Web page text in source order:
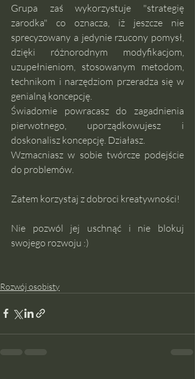
Grupa zaś wykorzystuje "strategię
zarodka" co oznacza, iż jeszcze nie
sprecyzowany a jedynie rzucony pomysł,
dzięki różnorodnym modyfikacjom,
uzupełnieniom, stosowanym metodom,
technikom i narzędziom przeradza się w
genialną koncepcję.
Świadomie powracasz do zagadnienia
pierwotnego, uporządkowujesz i
doskonalisz koncepcję. Działasz.
Wzmacniasz w sobie twórcze podejście
do problemów.
Zatem korzystaj z dobroci kreatywności!
Nie pozwól jej uschnąć i nie blokuj
swojego rozwoju :)
Rozwój osobisty